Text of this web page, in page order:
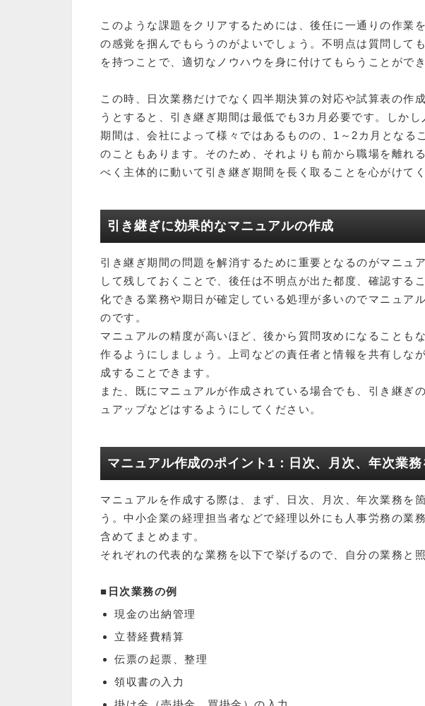
このような課題をクリアするためには、後任に一通りの作業
の感覚を掴んでもらうのがよいでしょう。不明点は質問して
を持つことで、適切なノウハウを身に付けてもらうことができ
この時、日次業務だけでなく四半期決算の対応や試算表の作
うとすると、引き継ぎ期間は最低でも3カ月必要です。しか
期間は、会社によって様々ではあるものの、1～2カ月となる
のこともあります。そのため、それよりも前から職場を離れ
べく主体的に動いて引き継ぎ期間を長く取ることを心がけてく
引き継ぎに効果的なマニュアルの作成
引き継ぎ期間の問題を解消するために重要となるのがマニュ
して残しておくことで、後任は不明点が出た都度、確認する
化できる業務や期日が確定している処理が多いのでマニュア
のです。
マニュアルの精度が高いほど、後から質問攻めになることも
作るようにしましょう。上司などの責任者と情報を共有しな
成することできます。
また、既にマニュアルが作成されている場合でも、引き継ぎ
ュアップなどはするようにしてください。
マニュアル作成のポイント1：日次、月次、年次業務
マニュアルを作成する際は、まず、日次、月次、年次業務を
う。中小企業の経理担当者などで経理以外にも人事労務の業
含めてまとめます。
それぞれの代表的な業務を以下で挙げるので、自分の業務と
■日次業務の例
現金の出納管理
立替経費精算
伝票の起票、整理
領収書の入力